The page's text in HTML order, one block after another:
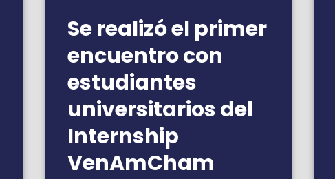
Se realizó el primer
encuentro con
estudiantes
universitarios del
Internship
VenAmCham